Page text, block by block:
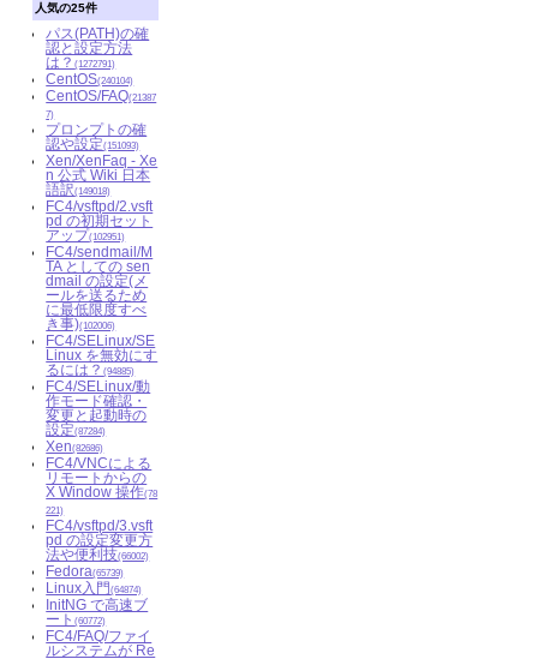
人気の25件
パス(PATH)の確
認と設定方法
は？(1272791)
CentOS(240104)
CentOS/FAQ(21387
7)
プロンプトの確
認や設定(151093)
Xen/XenFaq - Xe
n 公式 Wiki 日本
語訳(149018)
FC4/vsftpd/2.vsft
pd の初期セット
アップ(102951)
FC4/sendmail/M
TA としての sen
dmail の設定(メ
ールを送るため
に最低限度すべ
き事)(102006)
FC4/SELinux/SE
Linux を無効にす
るには？(94885)
FC4/SELinux/動
作モード確認・
変更と起動時の
設定(87284)
Xen(82686)
FC4/VNCによる
リモートからの
X Window 操作(78
221)
FC4/vsftpd/3.vsft
pd の設定変更方
法や便利技(66002)
Fedora(65739)
Linux入門(64874)
InitNG で高速ブ
ート(60772)
FC4/FAQ/ファイ
ルシステムが Re